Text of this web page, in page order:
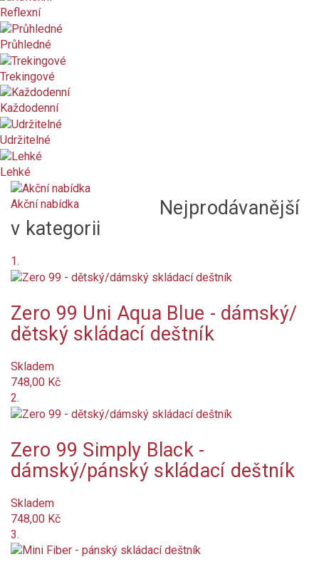
vystřelovací
Určení
dámské
dětské
pánské
unisex
šedozelená
starorůžová
světle modrá
světle zelená
antracit
oranžová tmavá
Reflexní
Průhledné
Trekingové
Každodenní
Udržitelné
Lehké
Akční nabídka
Nejprodávanější
v kategorii
1.
Zero 99 Uni Aqua Blue - dámský/
dětský skládací deštník
Skladem
748,00 Kč
2.
Zero 99 Simply Black -
dámský/pánský skládací deštník
Skladem
748,00 Kč
3.